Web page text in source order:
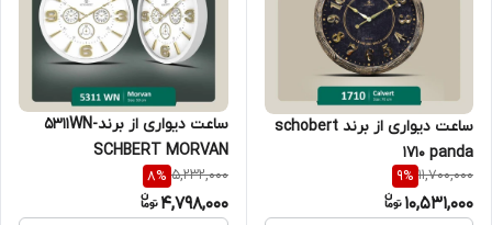
ساعت دیواری از برند schobert
1710 panda
11,700,000
9%
10,531,000
ساعت دیواری از برند5311WN-
SCHBERT MORVAN
5,232,000
8%
4,798,000